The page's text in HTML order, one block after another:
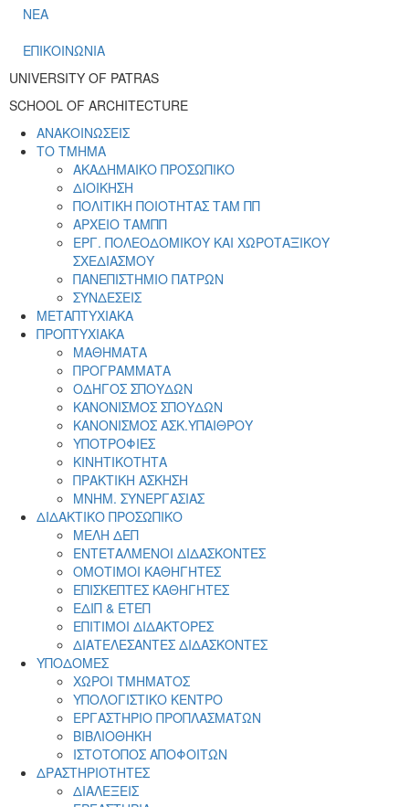
ΝΕΑ
ΕΠΙΚΟΙΝΩΝΙΑ
UNIVERSITY OF PATRAS
SCHOOL OF ARCHITECTURE
ΑΝΑΚΟΙΝΩΣΕΙΣ
ΤΟ ΤΜΗΜΑ
ΑΚΑΔΗΜΑΙΚΟ ΠΡΟΣΩΠΙΚΟ
ΔΙΟΙΚΗΣΗ
ΠΟΛΙΤΙΚΗ ΠΟΙΟΤΗΤΑΣ ΤΑΜ ΠΠ
ΑΡΧΕΙΟ ΤΑΜΠΠ
ΕΡΓ. ΠΟΛΕΟΔΟΜΙΚΟΥ ΚΑΙ ΧΩΡΟΤΑΞΙΚΟΥ
ΣΧΕΔΙΑΣΜΟΥ
ΠΑΝΕΠΙΣΤΗΜΙΟ ΠΑΤΡΩΝ
ΣΥΝΔΕΣΕΙΣ
ΜΕΤΑΠΤΥΧΙΑΚΑ
ΠΡΟΠΤΥΧΙΑΚΑ
ΜΑΘΗΜΑΤΑ
ΠΡΟΓΡΑΜΜΑΤΑ
ΟΔΗΓΟΣ ΣΠΟΥΔΩΝ
ΚΑΝΟΝΙΣΜΟΣ ΣΠΟΥΔΩΝ
ΚΑΝΟΝΙΣΜΟΣ ΑΣΚ.ΥΠΑΙΘΡΟΥ
ΥΠΟΤΡΟΦΙΕΣ
ΚΙΝΗΤΙΚΟΤΗΤΑ
ΠΡΑΚΤΙΚΗ ΑΣΚΗΣΗ
ΜΝΗΜ. ΣΥΝΕΡΓΑΣΙΑΣ
ΔΙΔΑΚΤΙΚΟ ΠΡΟΣΩΠΙΚΟ
ΜΕΛΗ ΔΕΠ
ΕΝΤΕΤΑΛΜΕΝΟΙ ΔΙΔΑΣΚΟΝΤΕΣ
ΟΜΟΤΙΜΟΙ ΚΑΘΗΓΗΤΕΣ
ΕΠΙΣΚΕΠΤΕΣ ΚΑΘΗΓΗΤΕΣ
ΕΔΙΠ & ΕΤΕΠ
ΕΠΙΤΙΜΟΙ ΔΙΔΑΚΤΟΡΕΣ
ΔΙΑΤΕΛΕΣΑΝΤΕΣ ΔΙΔΑΣΚΟΝΤΕΣ
ΥΠΟΔΟΜΕΣ
ΧΩΡΟΙ ΤΜΗΜΑΤΟΣ
ΥΠΟΛΟΓΙΣΤΙΚΟ ΚΕΝΤΡΟ
ΕΡΓΑΣΤΗΡΙΟ ΠΡΟΠΛΑΣΜΑΤΩΝ
ΒΙΒΛΙΟΘΗΚΗ
ΙΣΤΟΤΟΠΟΣ ΑΠΟΦΟΙΤΩΝ
ΔΡΑΣΤΗΡΙΟΤΗΤΕΣ
ΔΙΑΛΕΞΕΙΣ